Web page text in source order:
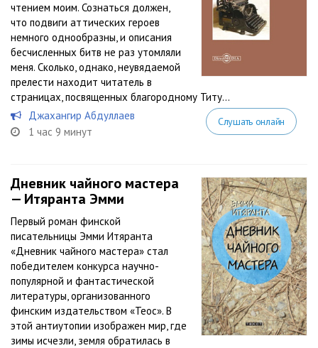
чтением моим. Сознаться должен,
что подвиги аттических героев
немного однообразны, и описания
бесчисленных битв не раз утомляли
меня. Сколько, однако, неувядаемой
прелести находит читатель в
страницах, посвященных благородному Титу...
Джахангир Абдуллаев
1 час 9 минут
Слушать онлайн
Дневник чайного мастера
— Итяранта Эмми
Первый роман финской
писательницы Эмми Итяранта
«Дневник чайного мастера» стал
победителем конкурса научно-
популярной и фантастической
литературы, организованного
финским издательством «Teос». В
этой антиутопии изображен мир, где
зимы исчезли, земля обратилась в